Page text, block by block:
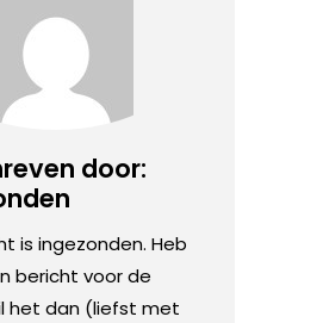
door:
is ingezonden. Heb
bericht voor de
het dan (liefst met